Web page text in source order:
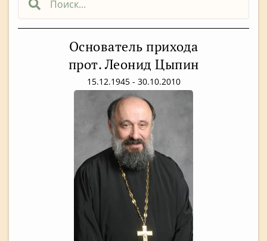
Основатель прихода
прот. Леонид Цыпин
15.12.1945 - 30.10.2010